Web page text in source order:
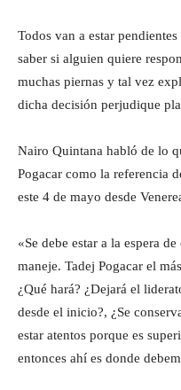
Todos van a estar
saber si alguien quiere
muchas piernas y tal vez
dicha decisión perjudique
Nairo Quintana habló de lo
Pogacar como la referencia
este 4 de mayo desde
«Se debe estar a la espera
maneje. Tadej Pogacar el
¿Qué hará? ¿Dejará el
desde el inicio?, ¿Se
estar atentos porque es
entonces ahí es donde